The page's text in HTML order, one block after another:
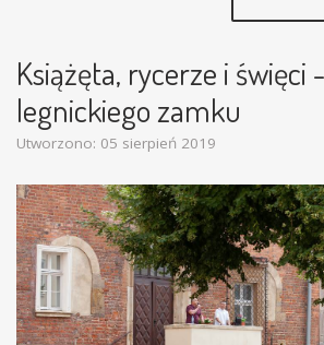
Książęta, rycerze i święci
legnickiego zamku
Utworzono: 05 sierpień 2019